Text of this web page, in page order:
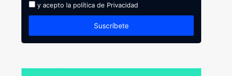
y acepto la política de Privacidad